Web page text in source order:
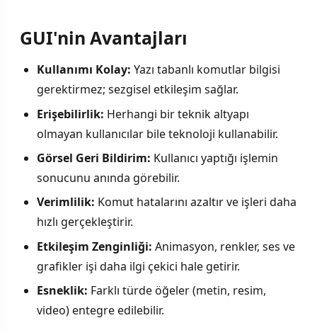
GUI'nin Avantajları
Kullanımı Kolay: Yazı tabanlı komutlar bilgisi
gerektirmez; sezgisel etkileşim sağlar.
Erişebilirlik: Herhangi bir teknik altyapı
olmayan kullanıcılar bile teknoloji kullanabilir.
Görsel Geri Bildirim: Kullanıcı yaptığı işlemin
sonucunu anında görebilir.
Verimlilik: Komut hatalarını azaltır ve işleri daha
hızlı gerçekleştirir.
Etkileşim Zenginliği: Animasyon, renkler, ses ve
grafikler işi daha ilgi çekici hale getirir.
Esneklik: Farklı türde öğeler (metin, resim,
video) entegre edilebilir.